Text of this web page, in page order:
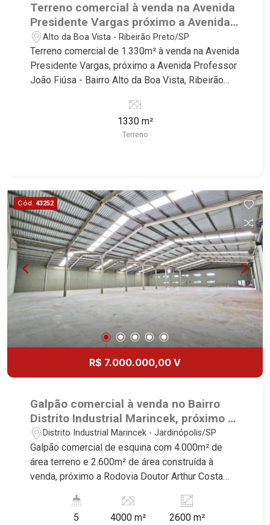
Terreno comercial à venda na Avenida
Presidente Vargas próximo a Avenida
Professor João Fiúsa, Bairro Alto da
Boa Vista- Ribeirão Preto/SP.
Alto da Boa Vista - Ribeirão Preto/SP
Terreno comercial de 1.330m² à venda na Avenida
Presidente Vargas, próximo a Avenida Professor
João Fiúsa - Bairro Alto da Boa Vista, Ribeirão
imóvel que a Martinelli Imobiliária selecionou
Face sombra - Amplo espaço - Ideal para
Lançamentos! Avenida João Fiúsa, 1051 - Alto da
Boa Vista | Ribeirão Preto.
1330 m²
Terreno
Cód. 43252
R$ 7.000.000,00 V
Galpão comercial à venda no Bairro
Distrito Industrial Marincek, próximo a
Rodovia Doutor Arthur Costa Curta -
Ribeirão Preto/SP.
Distrito Industrial Marincek - Jardinópolis/SP
Galpão comercial de esquina com 4.000m² de
área terreno e 2.600m² de área construída à
venda, próximo a Rodovia Doutor Arthur Costa
Ribeirão Preto/SP. Conheça as características
deste imóvel que a Martinelli Imobiliária
5 4000 m² 2600 m²